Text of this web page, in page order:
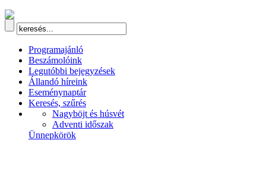
Programajánló
Beszámolóink
Legutóbbi bejegyzések
Állandó híreink
Eseménynaptár
Keresés, szűrés
Nagyböjt és húsvét
Adventi időszak
Ünnepkörök